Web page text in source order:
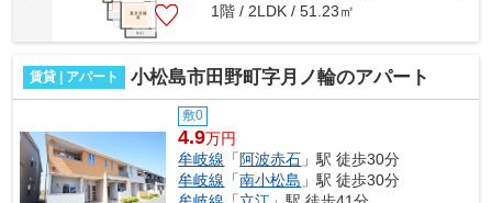
1階 / 2LDK / 51.23㎡
賃貸 | アパート 小松島市田野町字月ノ輪のアパート
敷0
4.9万円
牟岐線 「 阿波赤石 」駅 徒歩30分
牟岐線 「南小松島 」駅 徒歩30分